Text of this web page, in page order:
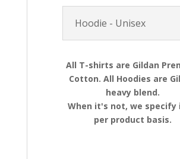
Hoodie - Unisex
All T-shirts are Gildan
Cotton. All Hoodies are
heavy blend.
When it's not, we specify
per product basis.